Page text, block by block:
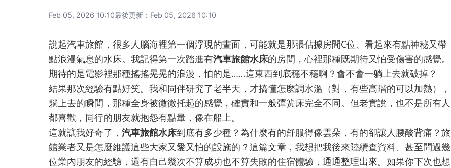
Feb 05, 2026 10:10最後更新：Feb 05, 2026 10:10
說起汽車旅館，很多人腦海裡第一個浮現的畫面，可能就是那張佔據房間C位、看起來有點神秘又帶
點浪漫氣息的水床。我記得第一次踏進有汽車旅館水床的房間，心裡那種既期待又怕受傷害的感覺。
期待的是電影裡那種搖搖晃晃的浪漫，怕的是……這東西到底穩不穩啊？會不會一躺上去就破掉？
結果那次經驗有點好笑。我和同伴研究了老半天，才搞懂怎麼調水溫（對，有些高階的可以加熱），
躺上去的瞬間，那種全身被微微托起的感覺，確實和一般彈簧床完全不同。但老實說，也不是所有人
都喜歡，同行的朋友就抱怨有點暈，像在船上。
這就讓我好奇了， 汽車旅館水床到底有多少種？為什麼有的舒服得像雲朵，有的卻讓人腰酸背痛？旅
館業者又是怎麼維護這些大家又愛又怕的設施的？這篇文章，我想把我後來陸續查資料、甚至問過幾
位業內朋友的經驗，還有自己幾次不算成功也不算失敗的住宿體驗，通通整理出來。如果你下次也想